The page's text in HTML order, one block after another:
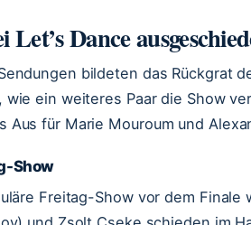
Let’s Dance
bildeten das Rückgrat
wie ein weiteres Paar die Show
Aus für Marie Mouroum und
Show
Freitag-Show vor dem Finale